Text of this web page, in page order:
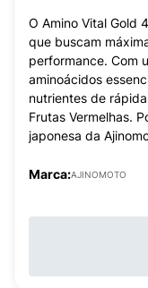
O Amino Vital Gold
que buscam
performance. Com
aminoácidos
nutrientes de
Frutas Vermelhas.
japonesa da
Marca:AJINOMOTO